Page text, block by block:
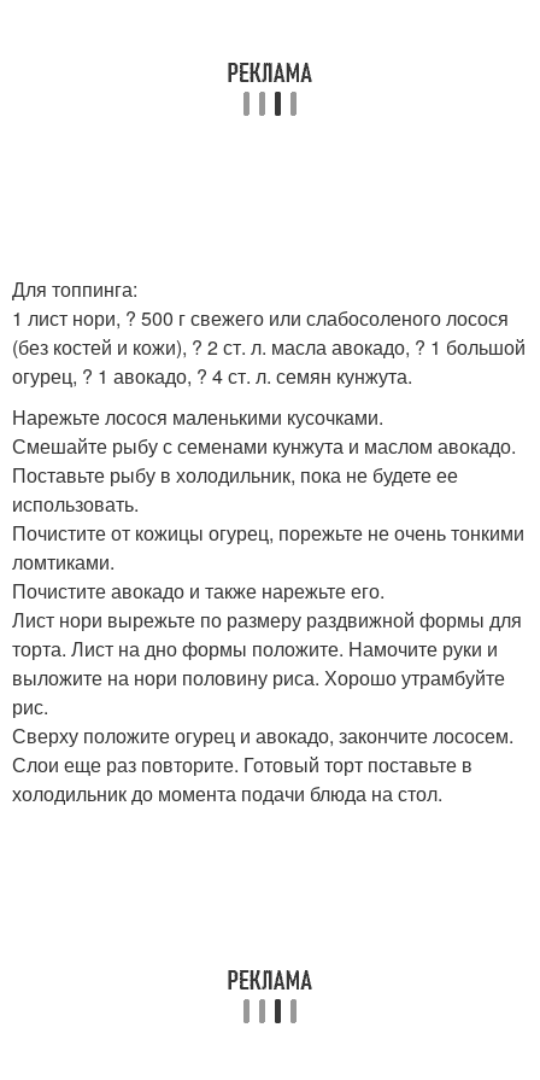
Для топпинга:
1 лист нори, ? 500 г свежего или слабосоленого лосося
(без костей и кожи), ? 2 ст. л. масла авокадо, ? 1 большой
огурец, ? 1 авокадо, ? 4 ст. л. семян кунжута.
Нарежьте лосося маленькими кусочками.
Смешайте рыбу с семенами кунжута и маслом авокадо.
Поставьте рыбу в холодильник, пока не будете ее
использовать.
Почистите от кожицы огурец, порежьте не очень тонкими
ломтиками.
Почистите авокадо и также нарежьте его.
Лист нори вырежьте по размеру раздвижной формы для
торта. Лист на дно формы положите. Намочите руки и
выложите на нори половину риса. Хорошо утрамбуйте
рис.
Сверху положите огурец и авокадо, закончите лососем.
Слои еще раз повторите. Готовый торт поставьте в
холодильник до момента подачи блюда на стол.